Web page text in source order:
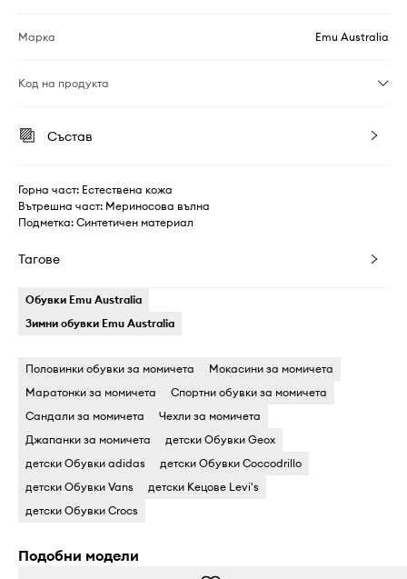
Марка Emu Australia
Код на продукта
Състав
Горна част: Естествена кожа
Вътрешна част: Мериносова вълна
Подметка: Синтетичен материал
Тагове
Обувки Emu Australia
Зимни обувки Emu Australia
Половинки обувки за момичета
Мокасини за момичета
Маратонки за момичета
Спортни обувки за момичета
Сандали за момичета
Чехли за момичета
Джапанки за момичета
детски Обувки Geox
детски Обувки adidas
детски Обувки Coccodrillo
детски Обувки Vans
детски Кецове Levi's
детски Обувки Crocs
Подобни модели